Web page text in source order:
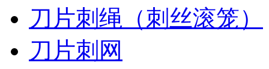
刀片刺绳（刺丝滚笼）
刀片刺网